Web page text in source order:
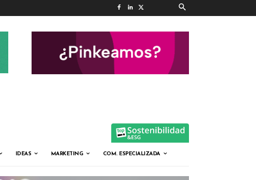
IDEAS MARKETING COM. ESPECIALIZADA